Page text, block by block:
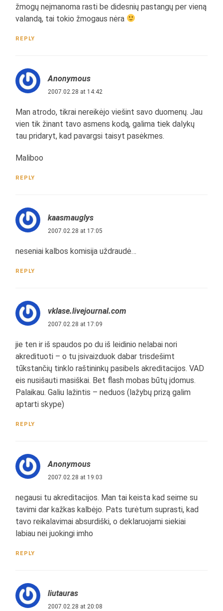
žmogų neįmanoma rasti be didesnių pastangų per vieną
valandą, tai tokio žmogaus nėra
REPLY
Anonymous
2007.02.28 at 14:42
Man atrodo, tikrai nereikėjo viešint savo duomenų. Jau
vien tik žinant tavo asmens kodą, galima tiek dalykų
tau pridaryt, kad pavargsi taisyt pasėkmes.
Maliboo
REPLY
kaasmauglys
2007.02.28 at 17:05
neseniai kalbos komisija uždraudė…
REPLY
vklase.livejournal.com
2007.02.28 at 17:09
jie ten ir iš spaudos po du iš leidinio nelabai nori
akredituoti – o tu įsivaizduok dabar trisdešimt
tūkstančių tinklo raštininkų pasibels akreditacijos. VAD
eis nusišauti masiškai. Bet flash mobas būtų įdomus.
Palaikau. Galiu lažintis – neduos (lažybų prizą galim
aptarti skype)
REPLY
Anonymous
2007.02.28 at 19:03
negausi tu akreditacijos. Man tai keista kad seime su
tavimi dar kažkas kalbėjo. Pats turėtum suprasti, kad
tavo reikalavimai absurdiški, o deklaruojami siekiai
labiau nei juokingi imho
REPLY
liutauras
2007.02.28 at 20:08